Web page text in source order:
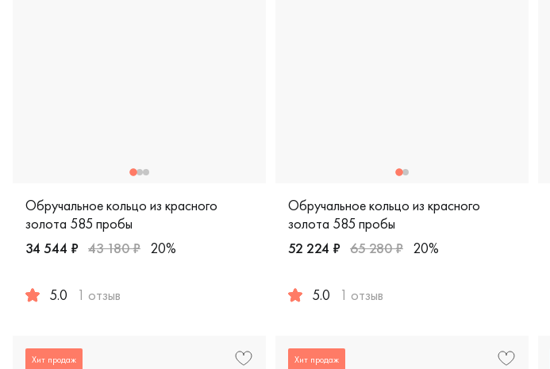
Обручальное кольцо из красного
золота 585 пробы
34 544 ₽ 43 180 ₽ 20%
5.0 1 отзыв
Обручальное кольцо из красного
золота 585 пробы
52 224 ₽ 65 280 ₽ 20%
5.0 1 отзыв
Хит продаж Хит продаж